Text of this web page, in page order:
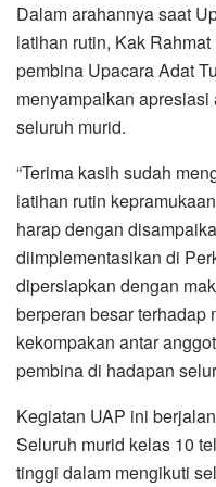
Dalam arahannya saat
latihan rutin, Kak
pembina Upacara Adat
menyampaikan
seluruh murid.
“Terima kasih sudah
latihan rutin
harap dengan
diimplementasikan di
dipersiapkan dengan
berperan besar
kekompakan antar
pembina di hadapan
Kegiatan UAP ini
Seluruh murid kelas 10
tinggi dalam mengikuti